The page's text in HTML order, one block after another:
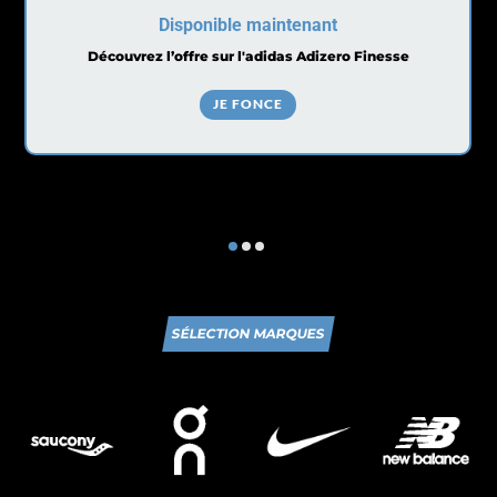
Disponible maintenant
Découvrez l’offre sur l'adidas Adizero Finesse
JE FONCE
SÉLECTION MARQUES